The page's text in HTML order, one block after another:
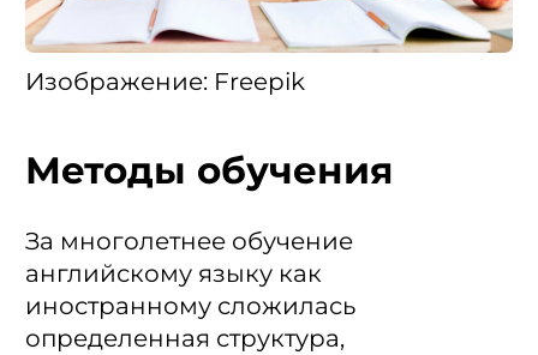
Изображение: Freepik
Методы обучения
За многолетнее обучение
английскому языку как
иностранному сложилась
определенная структура,